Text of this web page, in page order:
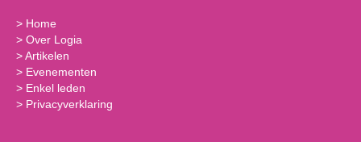
> Home
> Over Logia
>Artikelen
> Evenementen
> Enkel leden
> Privacyverklaring